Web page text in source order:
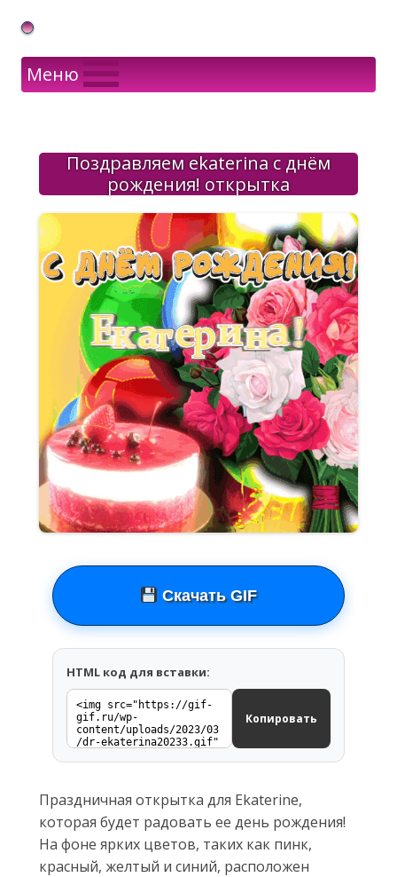
Gif Открытки в подарок
Меню
Поздравляем ekaterina с днём
рождения! открытка
Скачать GIF
HTML код для вставки:
Копировать
Праздничная открытка для Ekaterine,
которая будет радовать ее день рождения!
На фоне ярких цветов, таких как пинк,
красный, желтый и синий, расположен